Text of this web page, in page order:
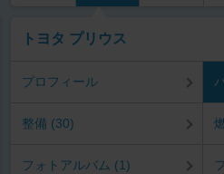
トヨタ プリウス
プロフィール
整備 (30)
フォトアルバム (1)